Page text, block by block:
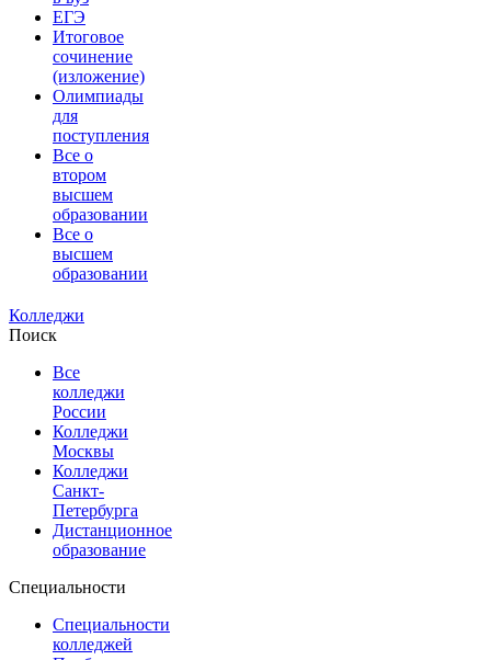
ЕГЭ
Итоговое
сочинение
(изложение)
Олимпиады
для
поступления
Все о
втором
высшем
образовании
Все о
высшем
образовании
Колледжи
Поиск
Все
колледжи
России
Колледжи
Москвы
Колледжи
Санкт-
Петербурга
Дистанционное
образование
Специальности
Специальности
колледжей